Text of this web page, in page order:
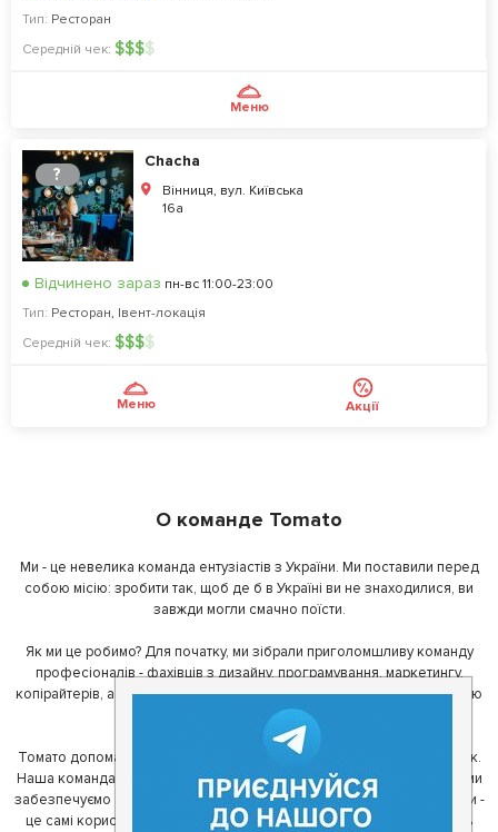
Тип: Ресторан
Середній чек: $$$$
Меню
?
Chacha
Вінниця, вул. Київська
16а
Відчинено зараз пн-вс 11:00-23:00
Тип: Ресторан, Івент-локація
Середній чек: $$$$
Меню Акції
О команде Tomato
Ми - це невелика команда ентузіастів з України. Ми поставили перед
собою місію: зробити так, щоб де б в Україні ви не знаходилися, ви
завжди могли смачно поїсти.
Як ми це робимо? Для початку, ми зібрали приголомшливу команду
професіоналів - фахівців з дизайну, програмування, маркетингу,
копірайтерів, а за сумісництвом - любителів гарної їжі. З їх допомогою
ми створили Томато.
Томато допомагає своїм користувачам знайти цікаві місця неподалік.
Наша команда регулярно зв'язується з ресторанами - таким чином ми
забезпечуємо актуальність інформації. Друга частина нашої команди -
це самі користувачі, які діляться своїми враженнями і допомагають